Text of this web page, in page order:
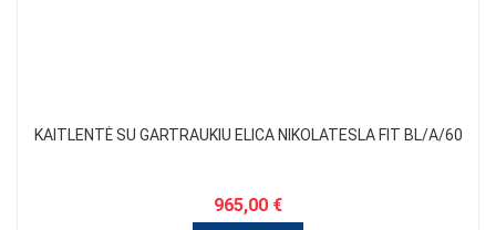
KAITLENTĖ SU GARTRAUKIU ELICA NIKOLATESLA FIT BL/A/60
965,00 €